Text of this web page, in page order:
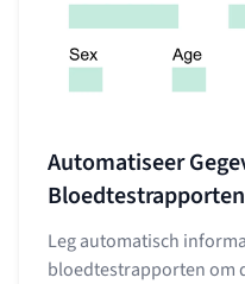
Automatiseer
Bloedtestrapporten
Leg automatisch
bloedtestrapporten om